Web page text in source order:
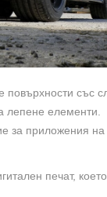
повърхности със
лепене елементи.
за приложения на
печат, което